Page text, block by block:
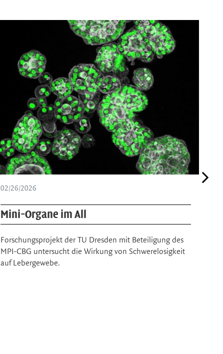
02/26/2026
Mini-Organe im All
Forschungsprojekt der TU Dresden mit Beteiligung des
MPI-CBG untersucht die Wirkung von Schwerelosigkeit
auf Lebergewebe.